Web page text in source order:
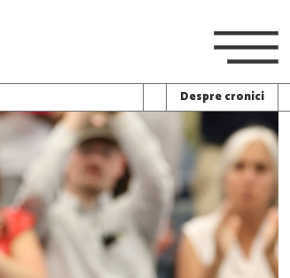
Despre cronici